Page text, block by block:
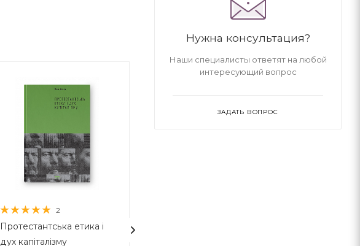
2
Протестантська етика і
дух капіталізму
Нужна консультация?
Наши специалисты ответят на любой
интересующий вопрос
ЗАДАТЬ ВОПРОС